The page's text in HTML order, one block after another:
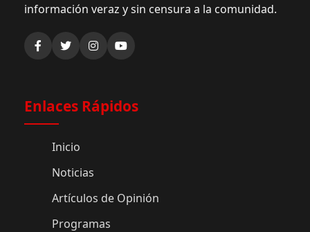
información veraz y sin censura a la comunidad.
Enlaces Rápidos
Inicio
Noticias
Artículos de Opinión
Programas